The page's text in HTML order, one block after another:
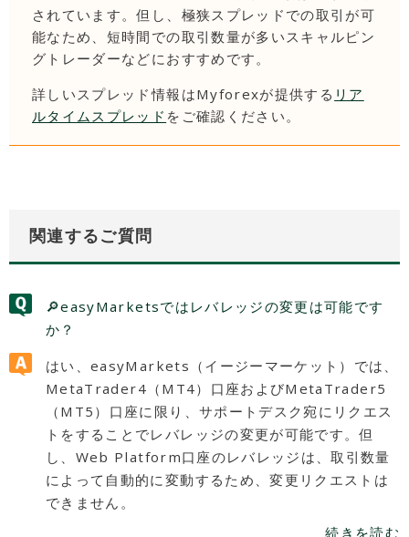
されています。但し、極狭スプレッドでの取引が可
能なため、短時間での取引数量が多いスキャルピン
グトレーダーなどにおすすめです。
詳しいスプレッド情報はMyforexが提供する リア
ルタイムスプレッド をご確認ください。
関連するご質問
🔎easyMarketsではレバレッジの変更は可能です
か？
はい、easyMarkets（イージーマーケット）では、
MetaTrader4（MT4）口座およびMetaTrader5
（MT5）口座に限り、サポートデスク宛にリクエス
トをすることでレバレッジの変更が可能です。但
し、Web Platform口座のレバレッジは、取引数量
によって自動的に変動するため、変更リクエストは
できません。
続きを読む